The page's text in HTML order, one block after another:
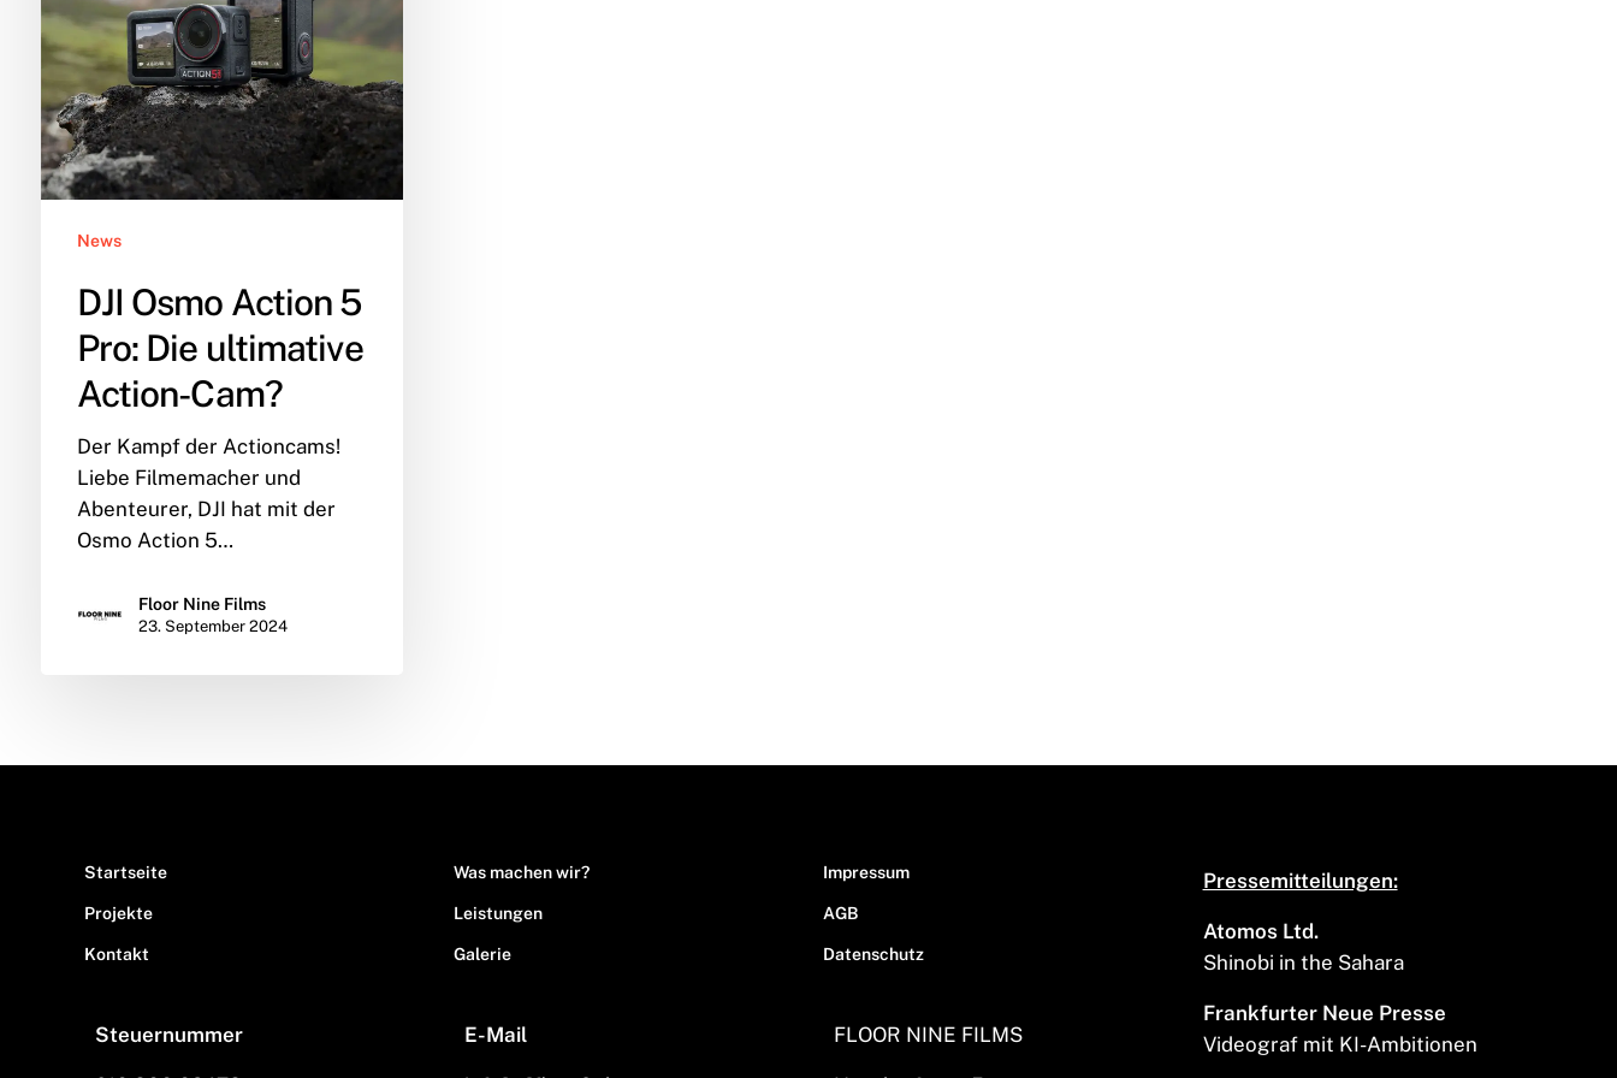
Die
ultimative
Action-
Cam?
News
DJI Osmo Action 5
Pro: Die ultimative
Action-Cam?
Der Kampf der Actioncams!
Liebe Filmemacher und
Abenteurer, DJI hat mit der
Osmo Action 5…
Floor Nine Films
23. September 2024
Startseite
Projekte
Kontakt
Steuernummer
Was machen wir?
Leistungen
Galerie
E-Mail
Impressum
AGB
Datenschutz
FLOOR NINE FILMS
Pressemitteilungen:
Atomos Ltd.
Shinobi in the Sahara
Frankfurter Neue Presse
Videograf mit KI-Ambitionen